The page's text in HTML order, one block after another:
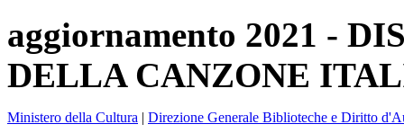
aggiornamento 2021 -
DELLA CANZONE
Ministero della Cultura | Direzione Generale Biblioteche e Diritto